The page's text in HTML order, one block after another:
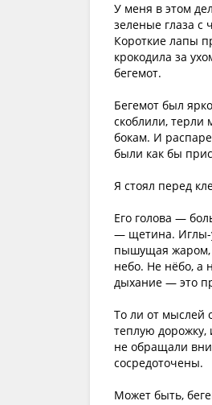
У меня в этом
зеленые глаза с
Короткие лапы
крокодила за
бегемот.
Бегемот был
скоблили, терли
бокам. И
были как бы
Я стоял перед
Его голова —
— щетина. Иглы-
пышущая жаром,
небо. Не нёбо, а
дыхание — это
То ли от мыслей
теплую дорожку,
не обращали
сосредоточены.
Может быть,